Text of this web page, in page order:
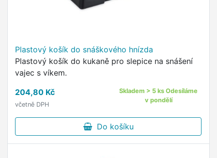
Plastový košík do snáškového hnízda
Plastový košík do kukaně pro slepice na snášení
vajec s víkem.
204,80 Kč
včetně DPH
Skladem > 5 ks Odesíláme
v pondělí
Do košíku